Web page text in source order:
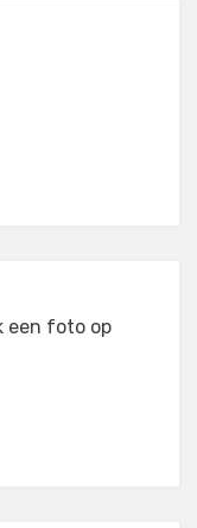
een foto op